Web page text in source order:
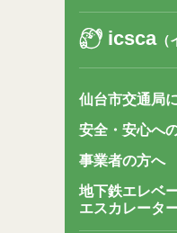
icsca（
仙台市交通局
安全・安心へ
事業者の方へ
地下鉄エレベ
エスカレータ